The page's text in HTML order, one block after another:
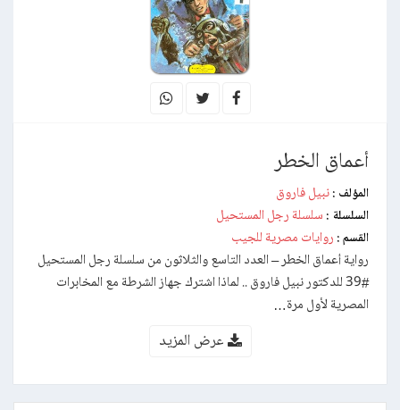
أعماق الخطر
المؤلف : نبيل فاروق
السلسلة : سلسلة رجل المستحيل
القسم : روايات مصرية للجيب
رواية أعماق الخطر – العدد التاسع والثلاثون من سلسلة رجل المستحيل
#39 للدكتور نبيل فاروق .. لماذا اشترك جهاز الشرطة مع المخابرات
المصرية لأول مرة…
عرض المزيد